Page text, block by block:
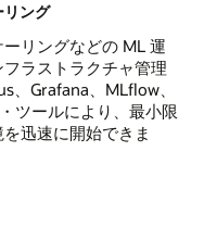
ング
リングなどの ML 運
ラストラクチャ管理
、Grafana、MLflow、
ツールにより、最小限
迅速に開始できま